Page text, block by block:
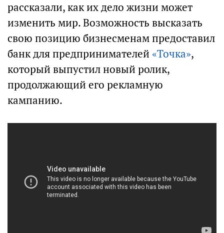
рассказали, как их дело жизни может
изменить мир. Возможность высказать
свою позицию бизнесменам предоставил
банк для предпринимателей «Точка»,
который выпустил новый ролик,
продолжающий его рекламную
кампанию.